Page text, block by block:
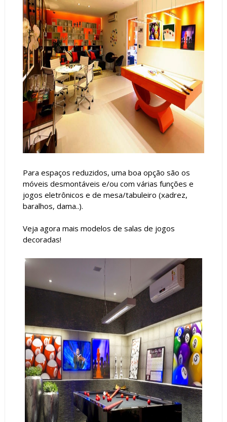
Para espaços reduzidos, uma boa opção são os
móveis desmontáveis e/ou com várias funções e
jogos eletrônicos e de mesa/tabuleiro (xadrez,
baralhos, dama..).
Veja agora mais modelos de salas de jogos
decoradas!